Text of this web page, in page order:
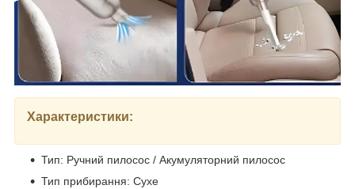
Характеристики:
Тип: Ручний пилосос / Акумуляторний пилосос
Тип прибирання: Сухе